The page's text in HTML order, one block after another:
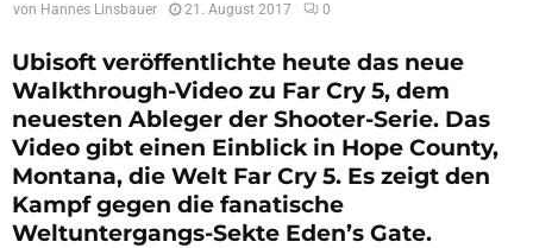
von Hannes Linsbauer 21. August 2017 0
Ubisoft veröffentlichte heute das neue
Walkthrough-Video zu Far Cry 5, dem
neuesten Ableger der Shooter-Serie. Das
Video gibt einen Einblick in Hope County,
Montana, die Welt Far Cry 5. Es zeigt den
Kampf gegen die fanatische
Weltuntergangs-Sekte Eden’s Gate.